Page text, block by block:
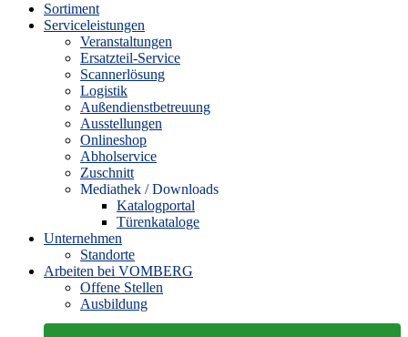
Sortiment
Serviceleistungen
Veranstaltungen
Ersatzteil-Service
Scannerlösung
Logistik
Außendienstbetreuung
Ausstellungen
Onlineshop
Abholservice
Zuschnitt
Mediathek / Downloads
Katalogportal
Türenkataloge
Unternehmen
Standorte
Arbeiten bei VOMBERG
Offene Stellen
Ausbildung